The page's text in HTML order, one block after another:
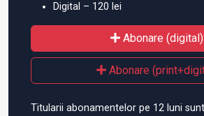
Digital – 120 lei
Abonare (digital)
Abonare
Titularii abonamentelor pe 12 luni